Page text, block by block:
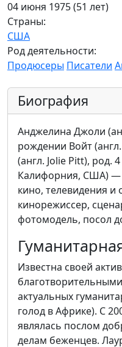
04 июня 1975 (51 лет)
Страны:
США
Род деятельности:
Продюсеры Писатели
Биография
Анджелина Джоли
рождении Войт
(англ. Jolie Pitt), род.
Калифорния, США) —
кино, телевидения и
кинорежиссер,
фотомодель, посол
Известна своей
актуальных
голод в Африке). С
являлась послом
делам беженцев.